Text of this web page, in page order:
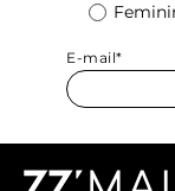
E-mail*